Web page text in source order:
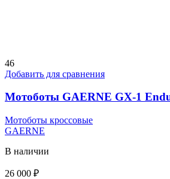
46
Добавить для сравнения
Мотоботы GAERNE GX-1
Мотоботы кроссовые
GAERNE
В наличии
26 000 ₽